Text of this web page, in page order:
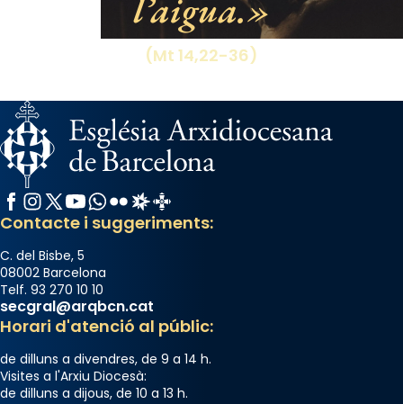
l’aigua.
(Mt 14,22-36)
Facebook
Instagram
X / Twitter
YouTube
WhatsApp
FlickrRadio Estel
Catalunya Cristiana
Contacte i suggeriments:
C. del Bisbe, 5
08002 Barcelona
Telf. 93 270 10 10
secgral@arqbcn.cat
Horari d'atenció al públic:
de dilluns a divendres, de 9 a 14 h.
Visites a l'Arxiu Diocesà:
de dilluns a dijous, de 10 a 13 h.